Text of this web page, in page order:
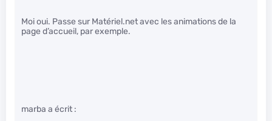
Moi oui. Passe sur Matériel.net avec les animations de la
page d’accueil, par exemple.
marba a écrit :